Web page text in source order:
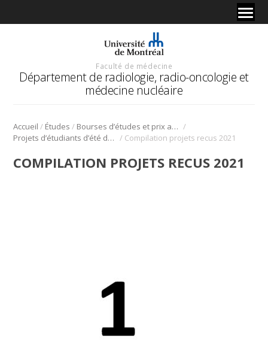
Faculté de médecine
Département de radiologie, radio-oncologie et
médecine nucléaire
Accueil / Études / Bourses d’études et prix au Département /
Projets d’étudiants d’été de l’Université de Montréal – 2021 / Compilation projets recus 2021
COMPILATION PROJETS RECUS 2021